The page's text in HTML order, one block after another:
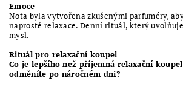
Emoce
Nota byla vytvořena zkušenými parfuméry,
naprosté relaxace. Denní rituál, který
mysl.
Rituál pro relaxační koupel
Co je lepšího než příjemná relaxační
odměníte po náročném dni?